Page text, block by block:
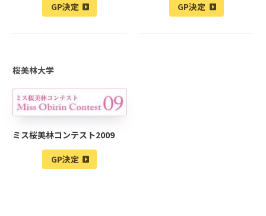
GP決定 GP決定
桜美林大学
ミス桜美林コンテスト2009
GP決定